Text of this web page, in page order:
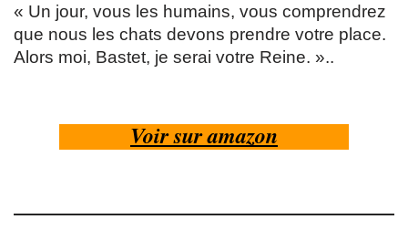
« Un jour, vous les humains, vous comprendrez
que nous les chats devons prendre votre place.
Alors moi, Bastet, je serai votre Reine. »..
Voir sur amazon